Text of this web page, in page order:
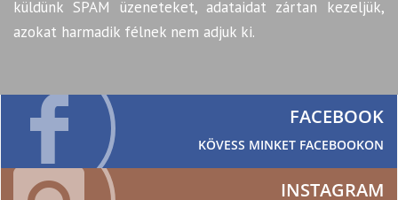
küldünk SPAM üzeneteket, adataidat zártan kezeljük,
azokat harmadik félnek nem adjuk ki.
FACEBOOK
KÖVESS MINKET FACEBOOKON
INSTAGRAM